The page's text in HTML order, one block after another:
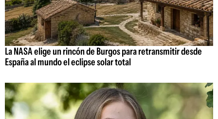
La NASA elige un rincón de Burgos para retransmitir desde
España al mundo el eclipse solar total